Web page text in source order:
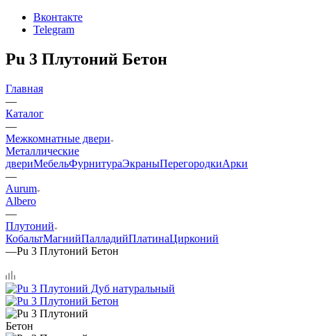
Вконтакте
Telegram
Pu 3 Плутоний Бетон
Главная
—
Каталог
—
Межкомнатные двери
Металлические
двериМебельФурнитураЭкраныПерегородкиАрки
—
Aurum
Albero
—
Плутоний
КобальтМагнийПалладийПлатинаЦирконий
—Pu 3 Плутоний Бетон